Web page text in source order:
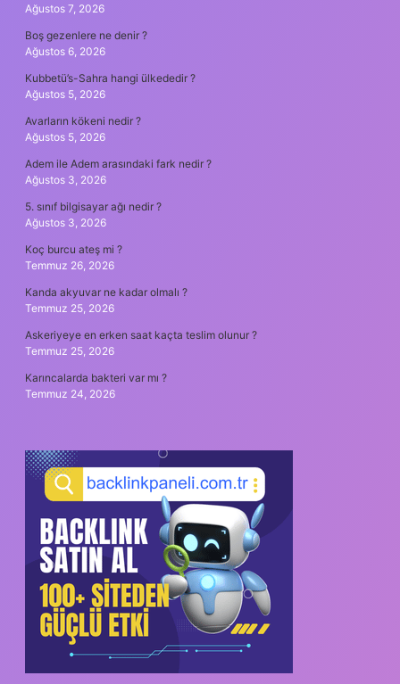
Ağustos 7, 2026
Boş gezenlere ne denir ?
Ağustos 6, 2026
Kubbetü’s-Sahra hangi ülkededir ?
Ağustos 5, 2026
Avarların kökeni nedir ?
Ağustos 5, 2026
Adem ile Adem arasındaki fark nedir ?
Ağustos 3, 2026
5. sınıf bilgisayar ağı nedir ?
Ağustos 3, 2026
Koç burcu ateş mi ?
Temmuz 26, 2026
Kanda akyuvar ne kadar olmalı ?
Temmuz 25, 2026
Askeriyeye en erken saat kaçta teslim olunur ?
Temmuz 25, 2026
Karıncalarda bakteri var mı ?
Temmuz 24, 2026